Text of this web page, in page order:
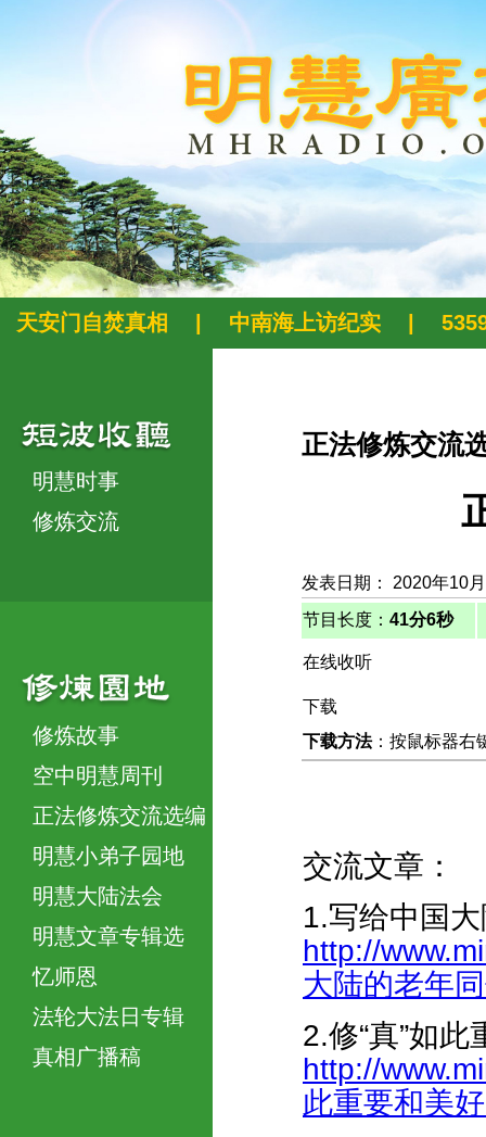
天安门自焚真相 中南海上访纪实
明慧时事
修炼交流
修炼故事
空中明慧周刊
正法修炼交流选编
明慧小弟子园地
明慧大陆法会
明慧文章专辑选
忆师恩
法轮大法日专辑
真相广播稿
正法修炼交流
发表日期： 2020年10
节目长度： 41分6秒
在线收听
下载
下载方法：按鼠标器右
交流文章：
1.写给中国
http://
大陆的老年
2.修“真”如此
http://
此重要和美